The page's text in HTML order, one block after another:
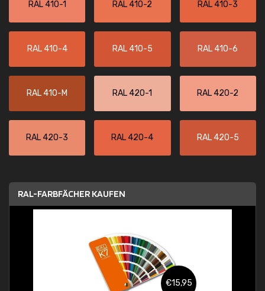
RAL 410-1 RAL 410-2 RAL 410-3
RAL 410-4 RAL 410-5 RAL 410-6
RAL 410-M RAL 420-1 RAL 420-2
RAL 420-3 RAL 420-4 RAL 420-5
RAL-FARBFÄCHER KAUFEN
€15,95